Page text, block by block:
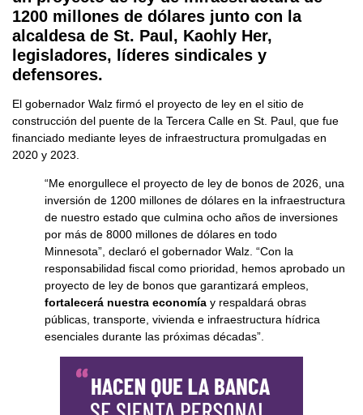
1200 millones de dólares junto con la
alcaldesa de St. Paul, Kaohly Her,
legisladores, líderes sindicales y
defensores.
El gobernador Walz firmó el proyecto de ley en el sitio de
construcción del puente de la Tercera Calle en St. Paul, que fue
financiado mediante leyes de infraestructura promulgadas en
2020 y 2023.
“Me enorgullece el proyecto de ley de bonos de 2026, una
inversión de 1200 millones de dólares en la infraestructura
de nuestro estado que culmina ocho años de inversiones
por más de 8000 millones de dólares en todo
Minnesota”, declaró el gobernador Walz. “Con la
responsabilidad fiscal como prioridad, hemos aprobado un
proyecto de ley de bonos que garantizará empleos,
fortalecerá nuestra economía y respaldará obras
públicas, transporte, vivienda e infraestructura hídrica
esenciales durante las próximas décadas”.